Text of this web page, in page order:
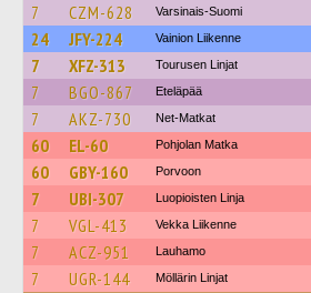
7 CZM-628 Varsinais-Suomi
24 JFY-224 Vainion Liikenne
7 XFZ-313 Tourusen Linjat
7 BGO-867 Eteläpää
7 AKZ-730 Net-Matkat
60 EL-60 Pohjolan Matka
60 GBY-160 Porvoon
7 UBI-307 Luopioisten Linja
7 VGL-413 Vekka Liikenne
7 ACZ-951 Lauhamo
7 UGR-144 Möllärin Linjat